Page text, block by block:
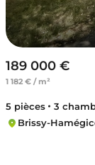
189 000 €
1 182 € / m²
5 pièces 3
Brissy-